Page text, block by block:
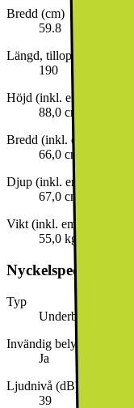
Bredd (cm)
59.8
Längd, tilloppsslang (cm)
190
Höjd (inkl. emballage)
88,0 cm
Bredd (inkl. emballage)
66,0 cm
Djup (inkl. emballage)
67,0 cm
Vikt (inkl. emballage)
55,0 kg
Nyckelspecifikation
Typ
Underbyggd
Invändig belysning
Ja
Ljudnivå (dB)
39